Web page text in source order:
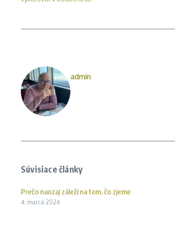
admin
Súvisiace články
Prečo naozaj záleží na tom, čo zjeme
4. marca 2026